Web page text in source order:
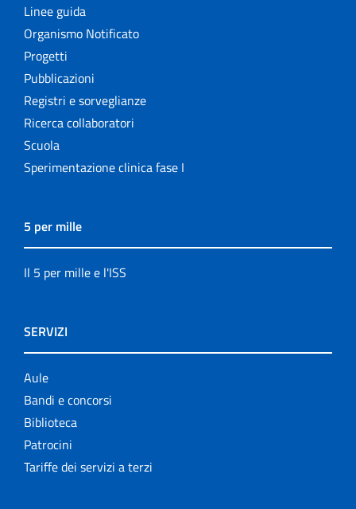
Linee guida
Organismo Notificato
Progetti
Pubblicazioni
Registri e sorveglianze
Ricerca collaboratori
Scuola
Sperimentazione clinica fase I
5 per mille
Il 5 per mille e l'ISS
SERVIZI
Aule
Bandi e concorsi
Biblioteca
Patrocini
Tariffe dei servizi a terzi